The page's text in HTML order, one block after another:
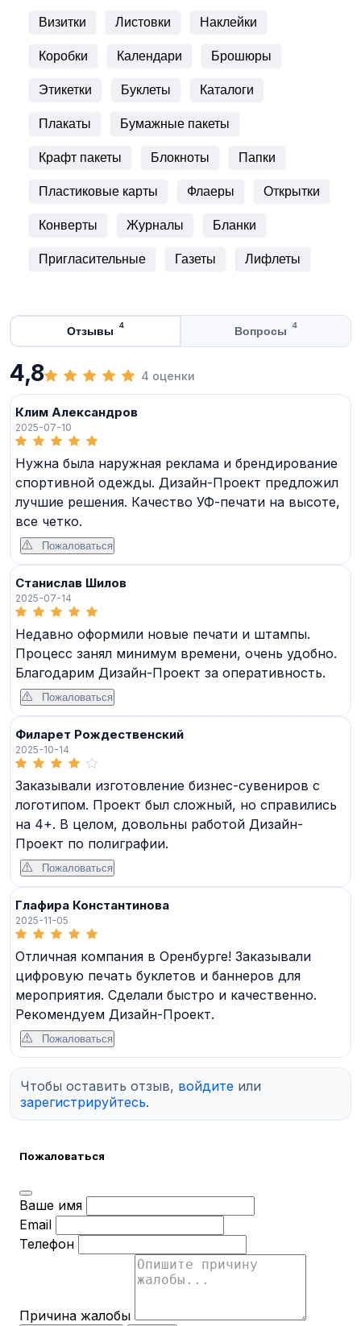
Визитки Листовки Наклейки
Коробки Календари Брошюры
Этикетки Буклеты Каталоги
Плакаты Бумажные пакеты
Крафт пакеты Блокноты Папки
Пластиковые карты Флаеры Открытки
Конверты Журналы Бланки
Пригласительные Газеты Лифлеты
Отзывы 4 Вопросы 4
4,8 4 оценки
Клим Александров
2025-07-10
Нужна была наружная реклама и брендирование
спортивной одежды. Дизайн-Проект предложил
лучшие решения. Качество УФ-печати на высоте,
все четко.
Пожаловаться
Станислав Шилов
2025-07-14
Недавно оформили новые печати и штампы.
Процесс занял минимум времени, очень удобно.
Благодарим Дизайн-Проект за оперативность.
Пожаловаться
Филарет Рождественский
2025-10-14
Заказывали изготовление бизнес-сувениров с
логотипом. Проект был сложный, но справились
на 4+. В целом, довольны работой Дизайн-
Проект по полиграфии.
Пожаловаться
Глафира Константинова
2025-11-05
Отличная компания в Оренбурге! Заказывали
цифровую печать буклетов и баннеров для
мероприятия. Сделали быстро и качественно.
Рекомендуем Дизайн-Проект.
Пожаловаться
Чтобы оставить отзыв, войдите или
зарегистрируйтесь.
Пожаловаться
Ваше имя
Email
Телефон
Причина жалобы